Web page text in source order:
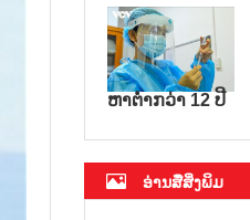
ຫາຕ່ຳກວ່າ 12 ປີ
ອ່ານສື່ສິ່ງພິມ